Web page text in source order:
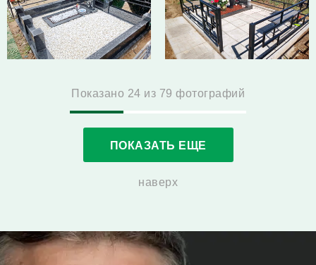
Показано 24 из 79 фотографий
ПОКАЗАТЬ ЕЩЕ
наверх